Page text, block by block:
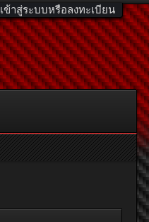
เข้าสู่ระบบหรือลงทะเบียน